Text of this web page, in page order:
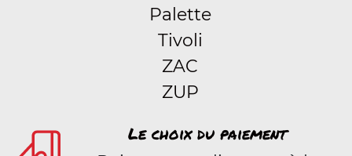
Palette
Tivoli
ZAC
ZUP
Le choix du paiement